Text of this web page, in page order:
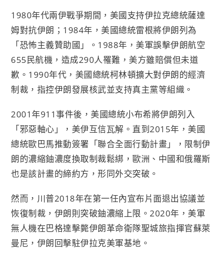
1980年代兩伊戰爭期間，美國支持伊拉克總統薩達
姆對抗伊朗；1984年，美國總統雷根將伊朗列為
「恐怖主義贊助國」。1988年，美軍誤擊伊朗航空
655民航機，造成290人罹難，美方雖賠償但未道
歉。1990年代，美國總統柯林頓擴大對伊朗的經濟
制裁，指控伊朗發展核武並支持真主黨等組織。
2001年911事件後，美國總統小布希將伊朗列入
「邪惡軸心」，美伊互信瓦解。直到2015年，美國
總統歐巴馬推動簽署「聯合全面行動計畫」，限制伊
朗的濃縮鈾濃度換取制裁鬆綁，歐洲、中國和俄羅斯
也是該計畫的締約方，形同外交突破。
然而，川普2018年在第一任內宣布片面退出協議並
恢復制裁，伊朗則突破鈾濃縮上限。2020年，美軍
無人機在巴格達擊斃伊朗革命衛隊聖城旅指揮官蘇萊
曼尼，伊朗回擊駐伊拉克美軍基地。